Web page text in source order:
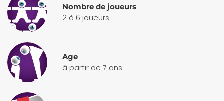
Nombre de joueurs
2 à 6 joueurs
Age
à partir de 7 ans